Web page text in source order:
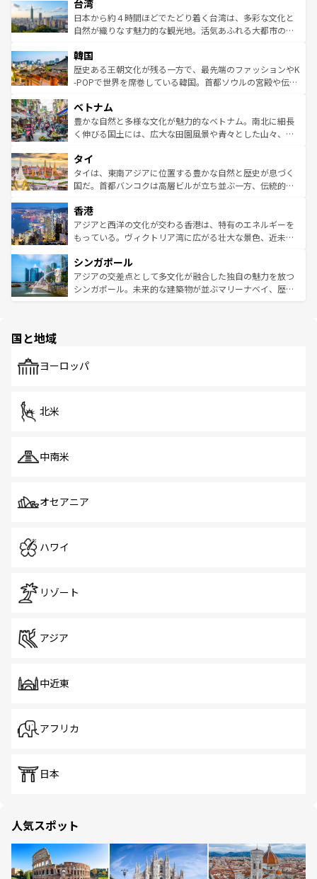
ク、伝統的なフラダンスなど、すべてがハワイの魅力を彩
っている。訪れるたびに新しい発見と感動が待っているハ
はコンテンツ一覧
リアリーフや大陸中央部にそびえるウルル（エアーズロッ
ク）、タスマニアの美しい原生林やケアンズの熱帯雨林な
ど、見どころがたくさん。また、カフェやワイン、オージ
いる。アクティビティも充実しており、サーフィンやダイ
ビング、ハイキングなど、アウトドア好きにはたまらな
い。オーストラリアの多彩な魅力を存分に味わいつくそ
参照してほしい。
台湾
日本から約４時間ほどでたどり着く台湾は、多彩な文化と
自然が織りなす魅力的な観光地。活気あふれる大都市の台
ン）、静ひつな山岳地帯である台湾東部など、都市の喧騒
と山間の静けさが共存しており、訪れる人に新しい発見と
驚きをもたらしてくれる。また、奥深い台湾の食文化も魅
容にもいいと評判のスイーツなど、バラエティ豊かな料理
が味わえる。 なお、新着の台湾情報は コンテンツ一覧を参
照してほしい。
韓国
歴史ある王朝文化が残る一方で、最先端のファッションやK
-POPで世界を席巻している韓国。首都ソウルの宮殿や伝統
き、地方に足を延ばせば四季折々の自然美を楽しむことが
できる。そして、キムチや焼肉、絶品のストリートフード
まで、さまざまな韓国料理が待っている。夜には、韓国な
リティに包まれながら、韓国の多彩な魅力を心ゆくまで味
わってみてほしい。 なお、新着の韓国情報はコンテンツ一
覧を参照してほしい。
ベトナム
豊かな自然と多様な文化が魅力的なベトナム。南北に細長
く伸びる国土には、広大な田園風景や青々とした山々、世
急速な発展と共に伝統が息づく。ハノイの古い町並みやホ
ーチミン市のフランス統治時代の建物も、独特の雰囲気を
醸し出している。また、バラエティの豊かさとおいしさで
とつ。フォーやバインミー、ベトナムコーヒーなどは、ぜ
ひ現地で味わいたい。どの地域を訪れてもあたたかい人々
が旅行者を迎えてくれるので、きっと忘れられない旅にな
参照してほしい。
タイ
タイは、東南アジアに位置する豊かな自然と歴史が息づく
国だ。首都バンコクは高層ビルが立ち並ぶ一方、伝統的な
の活気が交差している。北部ではチェンマイなどの山岳地
帯で自然と触れ合い、南部ではプーケットやクラビの美し
いビーチでリゾート気分を楽しむことができる。タイ料理
激する。気候は一年中温暖で、どの季節にも異なる楽しみ
が待っている。親しみやすいタイの人々、仏教を中心とし
た文化、そして多様な観光資源が、訪れる旅人を魅了し続
香港
アジアと西洋の文化が交わる香港は、特有のエネルギーを
もっている。ヴィクトリア湾に広がる壮大な景色、近未来
み、どこを訪れても感動するはず。観光スポットが密集し
ており、効率よく見どころを回れるのも魅力。息をのむよ
うな絶景から文化的な体験まで、香港を存分に楽しみ尽く
シンガポール
アジアの交差点として多文化が融合した独自の魅力を放つ
シンガポール。未来的な建築物が並ぶマリーナベイ、歴史
で、ホーカーズは地元の風情を楽しめる外せないスポット
国と地域
ヨーロッパ
北米
中南米
オセアニア
ハワイ
リゾート
アジア
中近東
アフリカ
日本
人気スポット